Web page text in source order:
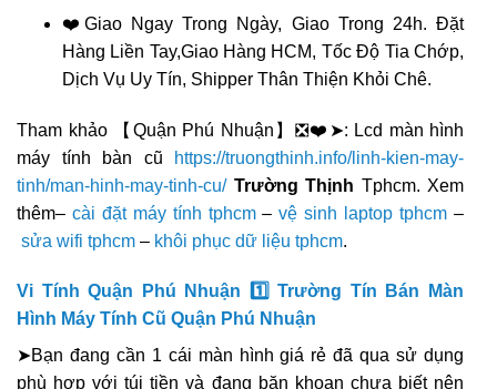
❤️Giao Ngay Trong Ngày, Giao Trong 24h. Đặt
Hàng Liền Tay,Giao Hàng HCM, Tốc Độ Tia Chớp,
Dịch Vụ Uy Tín, Shipper Thân Thiện Khỏi Chê.
Tham khảo 【Quận Phú Nhuận】❎❤️➤: Lcd màn hình
máy tính bàn cũ
https://truongthinh.info/linh-kien-may-
tinh/man-hinh-may-tinh-cu/ Trường Thịnh Tphcm. Xem
thêm– cài đặt máy tính tphcm–vệ sinh laptop tphcm –
sửa wifi tphcm – khôi phục dữ liệu tphcm.
Vi Tính Quận Phú Nhuận 1️⃣ Trường Tín Bán Màn
Hình Máy Tính Cũ Quận Phú Nhuận
➤Bạn đang cần 1 cái màn hình giá rẻ đã qua sử dụng
phù hợp với túi tiền và đang băn khoan chưa biết nên